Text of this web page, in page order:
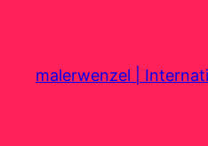
springen
malerwenzel |